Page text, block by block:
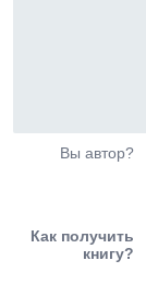
Вы автор?
Как получить
книгу?